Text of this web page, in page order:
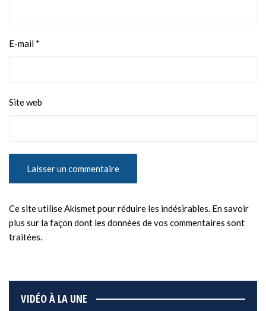
E-mail *
Site web
Ce site utilise Akismet pour réduire les indésirables. En savoir
plus sur la façon dont les données de vos commentaires sont
traitées
VIDÉO À LA UNE